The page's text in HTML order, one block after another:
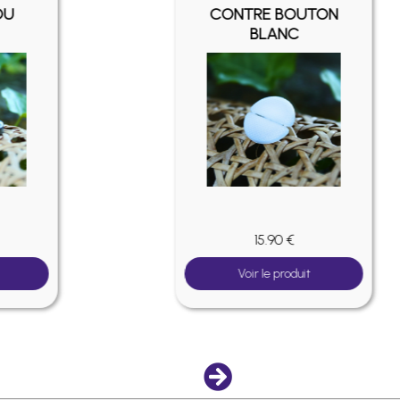
CONTRE BOUTON
Voir le produit